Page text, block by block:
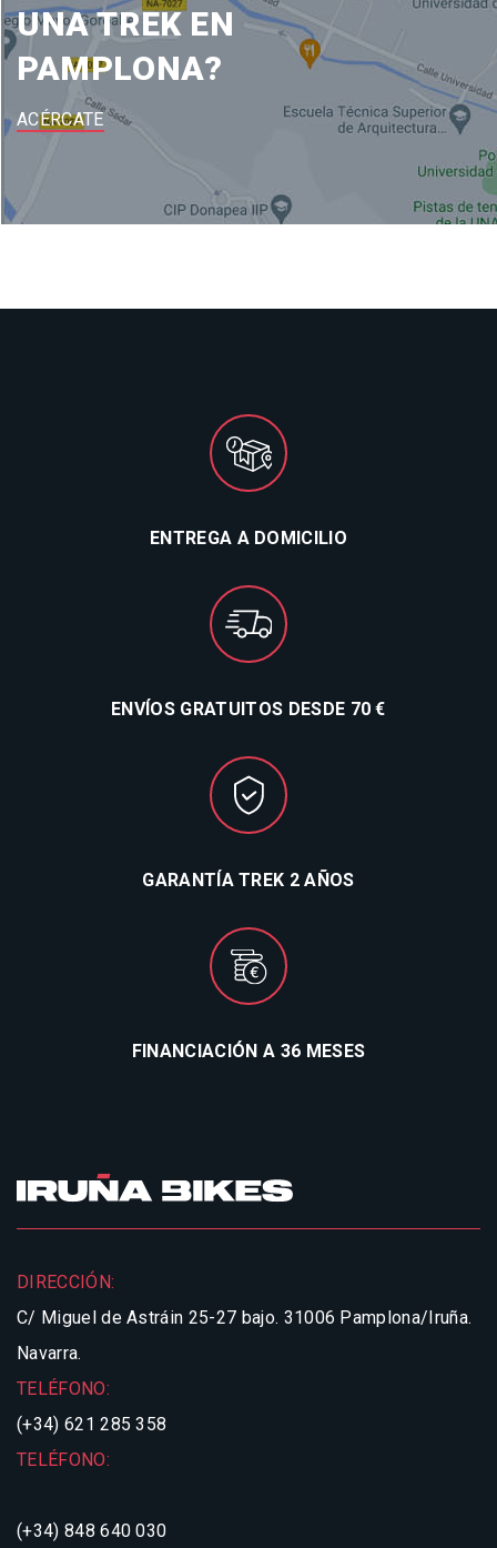
UNA TREK EN
PAMPLONA?
ACÉRCATE
ENTREGA A DOMICILIO
ENVÍOS GRATUITOS DESDE 70 €
GARANTÍA TREK 2 AÑOS
FINANCIACIÓN A 36 MESES
DIRECCIÓN:
C/ Miguel de Astráin 25-27 bajo. 31006 Pamplona/Iruña.
Navarra.
TELÉFONO:
(+34) 621 285 358
TELÉFONO:
(+34) 848 640 030